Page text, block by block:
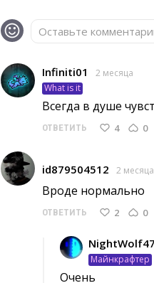
Оставьте
Infiniti01
2 месяца
What is it
Всегда в душе
ОТВЕТИТЬ 4 0
id879504512 2 месяца
Вроде нормально
ОТВЕТИТЬ 2 0
NightWolf47
Майнкрафтер
Очень